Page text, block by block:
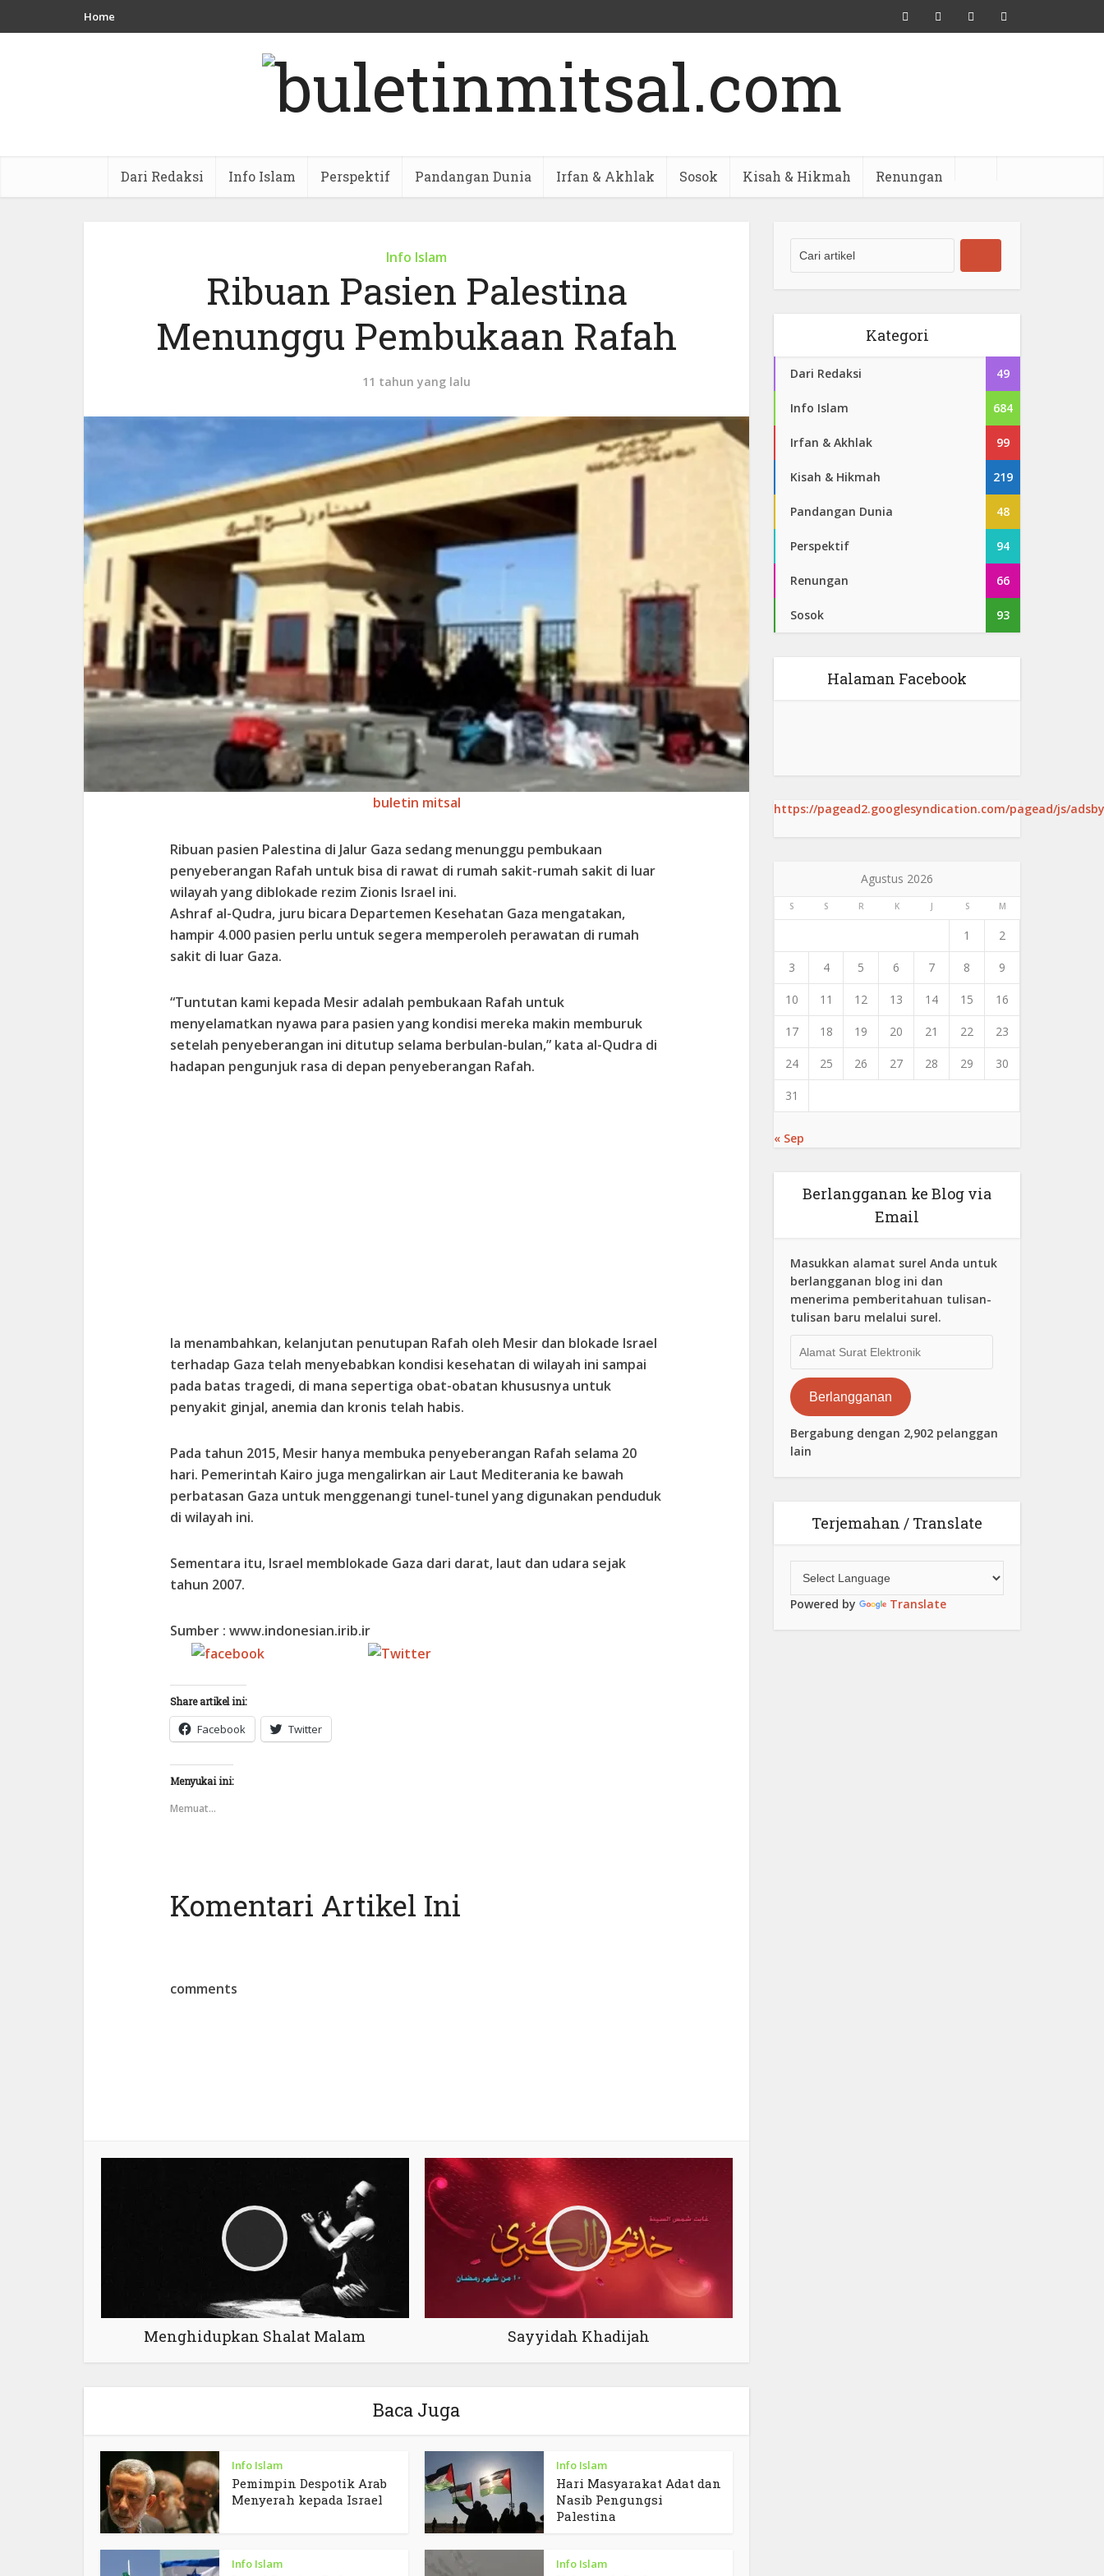
Home
Dari Redaksi Info Islam Perspektif Pandangan Dunia Irfan & Akhlak Sosok Kisah & Hikmah Renungan
Info Islam
Ribuan Pasien Palestina
Menunggu Pembukaan Rafah
11 tahun yang lalu
buletin mitsal
Ribuan pasien Palestina di Jalur Gaza sedang menunggu pembukaan
penyeberangan Rafah untuk bisa di rawat di rumah sakit-rumah sakit di luar
wilayah yang diblokade rezim Zionis Israel ini.
Ashraf al-Qudra, juru bicara Departemen Kesehatan Gaza mengatakan,
hampir 4.000 pasien perlu untuk segera memperoleh perawatan di rumah
sakit di luar Gaza.
“Tuntutan kami kepada Mesir adalah pembukaan Rafah untuk
menyelamatkan nyawa para pasien yang kondisi mereka makin memburuk
setelah penyeberangan ini ditutup selama berbulan-bulan,” kata al-Qudra di
hadapan pengunjuk rasa di depan penyeberangan Rafah.
Ia menambahkan, kelanjutan penutupan Rafah oleh Mesir dan blokade Israel
terhadap Gaza telah menyebabkan kondisi kesehatan di wilayah ini sampai
pada batas tragedi, di mana sepertiga obat-obatan khususnya untuk
penyakit ginjal, anemia dan kronis telah habis.
Pada tahun 2015, Mesir hanya membuka penyeberangan Rafah selama 20
hari. Pemerintah Kairo juga mengalirkan air Laut Mediterania ke bawah
perbatasan Gaza untuk menggenangi tunel-tunel yang digunakan penduduk
di wilayah ini.
Sementara itu, Israel memblokade Gaza dari darat, laut dan udara sejak
tahun 2007.
Sumber : www.indonesian.irib.ir
Tweet
Share artikel ini:
Facebook Twitter
Menyukai ini:
Memuat...
Komentari Artikel Ini
comments
Menghidupkan Shalat Malam Sayyidah Khadijah
Baca Juga
Info Islam
Pemimpin Despotik Arab
Menyerah kepada Israel
Info Islam
Hari Masyarakat Adat dan
Nasib Pengungsi
Palestina
Info Islam Info Islam
Kategori
Dari Redaksi 49
Info Islam 684
Irfan & Akhlak 99
Kisah & Hikmah 219
Pandangan Dunia 48
Perspektif 94
Renungan 66
Sosok 93
Halaman Facebook
https://pagead2.googlesyndication.com/pagead/js/
Agustus 2026
S S R K J S M
1 2
3 4 5 6 7 8 9
10 11 12 13 14 15 16
17 18 19 20 21 22 23
24 25 26 27 28 29 30
31
« Sep
Berlangganan ke Blog via
Email
Masukkan alamat surel Anda untuk
berlangganan blog ini dan
menerima pemberitahuan tulisan-
tulisan baru melalui surel.
Surat
Elektronik
Berlangganan
Bergabung dengan 2,902 pelanggan
lain
Terjemahan / Translate
Powered by Translate